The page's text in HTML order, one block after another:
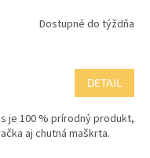
Dostupné do týždňa
DETAIL
je 100 % prírodný produkt,
aj chutná maškrta.